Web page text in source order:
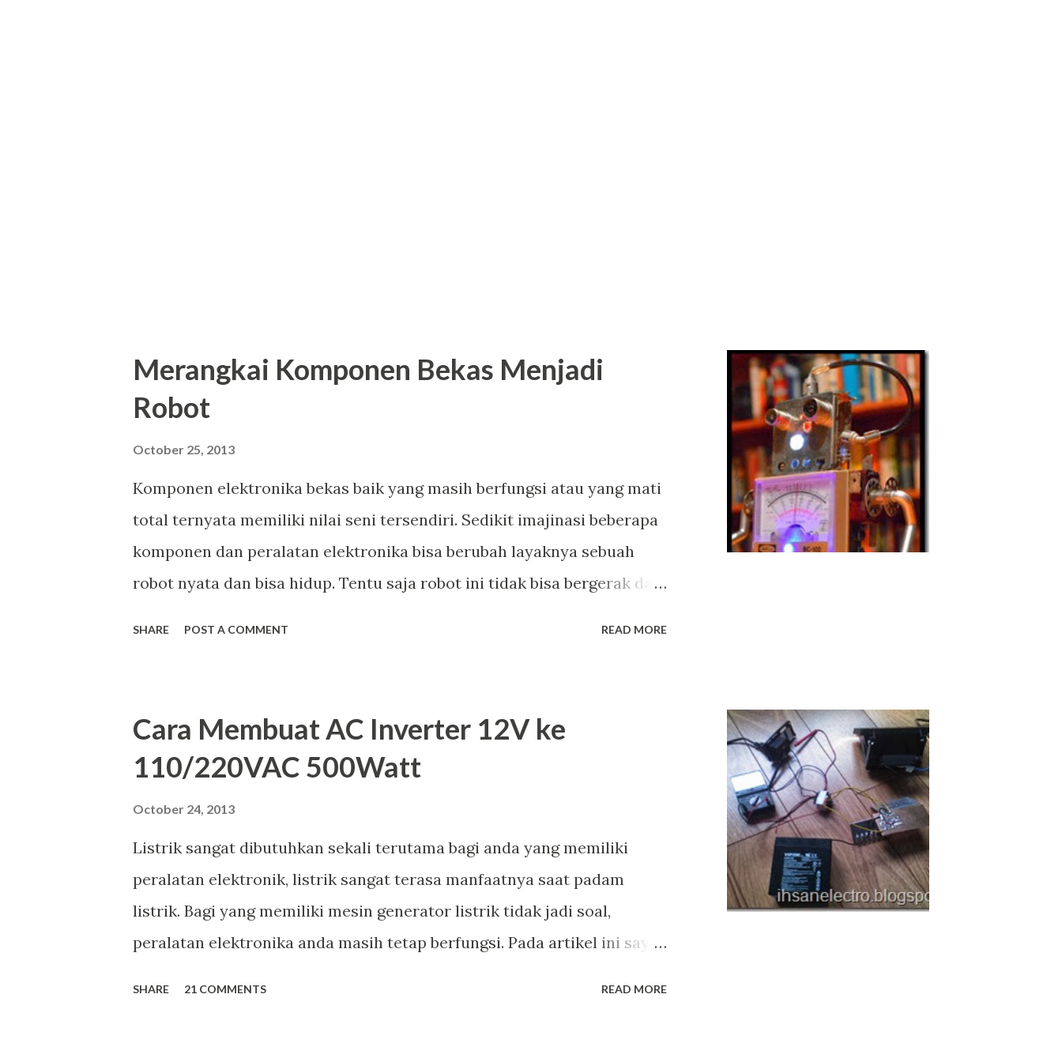
Merangkai Komponen Bekas Menjadi
Robot
October 25, 2013
Komponen elektronika bekas baik yang masih berfungsi atau yang mati
total ternyata memiliki nilai seni tersendiri. Sedikit imajinasi beberapa
komponen dan peralatan elektronika bisa berubah layaknya sebuah
robot nyata dan bisa hidup. Tentu saja robot ini tidak bisa bergerak dan
SHARE POST A COMMENT READ MORE
Cara Membuat AC Inverter 12V ke
110/220VAC 500Watt
October 24, 2013
Listrik sangat dibutuhkan sekali terutama bagi anda yang memiliki
peralatan elektronik, listrik sangat terasa manfaatnya saat padam
listrik. Bagi yang memiliki mesin generator listrik tidak jadi soal,
peralatan elektronika anda masih tetap berfungsi. Pada artikel ini saya
SHARE 21 COMMENTS READ MORE